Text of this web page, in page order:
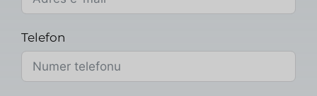
Telefon